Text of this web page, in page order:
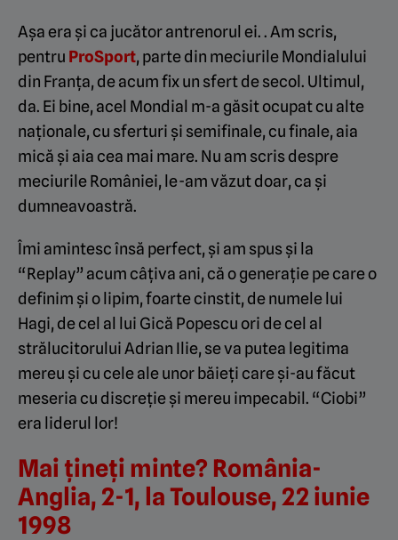
Așa era și ca jucător antrenorul ei. . Am scris,
pentru ProSport, parte din meciurile Mondialului
din Franța, de acum fix un sfert de secol. Ultimul,
da. Ei bine, acel Mondial m-a găsit ocupat cu alte
naționale, cu sferturi și semifinale, cu finale, aia
mică și aia cea mai mare. Nu am scris despre
meciurile României, le-am văzut doar, ca și
dumneavoastră.
Îmi amintesc însă perfect, și am spus și la
“Replay” acum câțiva ani, că o generație pe care o
definim și o lipim, foarte cinstit, de numele lui
Hagi, de cel al lui Gică Popescu ori de cel al
strălucitorului Adrian Ilie, se va putea legitima
mereu și cu cele ale unor băieți care și-au făcut
meseria cu discreție și mereu impecabil. “Ciobi”
era liderul lor!
Mai țineți minte? România-
Anglia, 2-1, la Toulouse, 22 iunie
1998